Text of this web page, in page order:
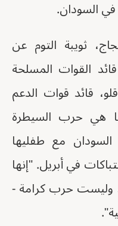
في السودان.
ثويبة التوم عن
القوات المسلحة
قائد قوات الدعم
هي حرب السيطرة
مع طفليها
في أبريل. "إنها
حرب كرامة -